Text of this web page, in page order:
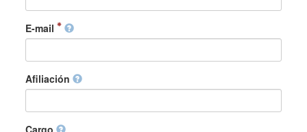
E-mail
Afiliación
Cargo